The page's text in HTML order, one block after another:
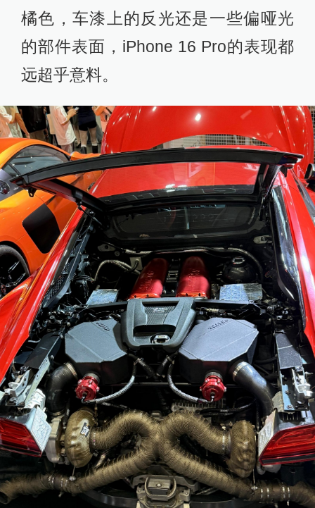
橘色，车漆上的反光还是一些偏哑光
的部件表面，iPhone 16 Pro的表现都
远超乎意料。